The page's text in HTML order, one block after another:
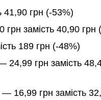
41,90 грн (-53%)
грн замість 40,90 грн
189 грн (-48%)
24,99 грн замість
— 16,99 грн замість